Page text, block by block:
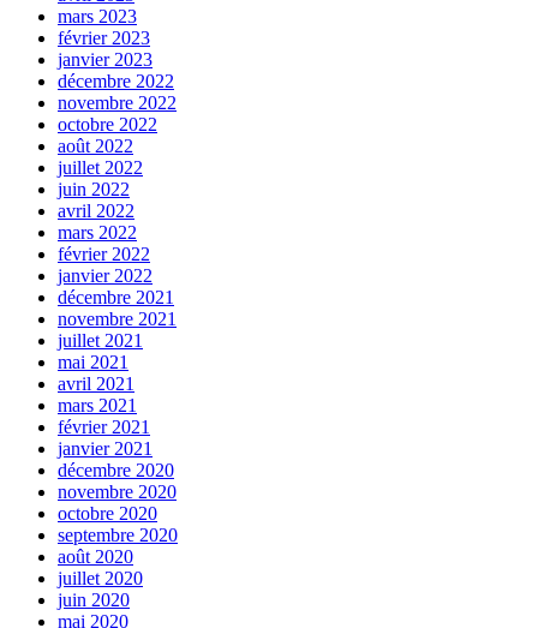
mars 2023
février 2023
janvier 2023
décembre 2022
novembre 2022
octobre 2022
août 2022
juillet 2022
juin 2022
avril 2022
mars 2022
février 2022
janvier 2022
décembre 2021
novembre 2021
juillet 2021
mai 2021
avril 2021
mars 2021
février 2021
janvier 2021
décembre 2020
novembre 2020
octobre 2020
septembre 2020
août 2020
juillet 2020
juin 2020
mai 2020